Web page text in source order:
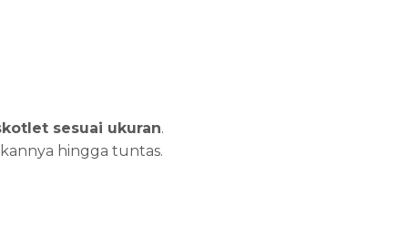
sesuai ukuran.
hingga tuntas.